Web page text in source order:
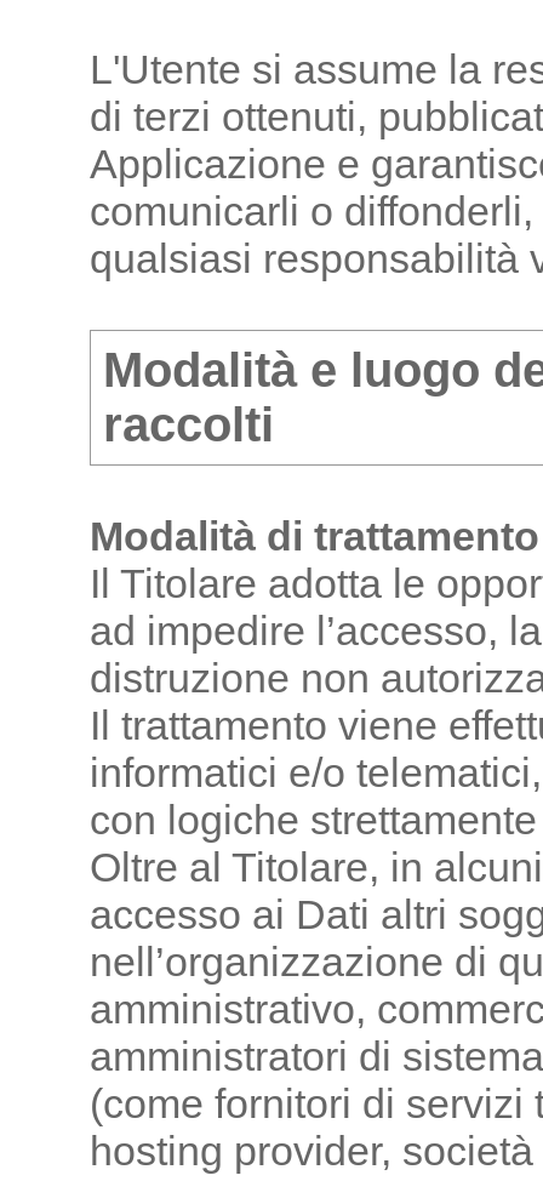
L'Utente si assume la
di terzi ottenuti,
Applicazione e
comunicarli o
qualsiasi responsabilità
Modalità e luogo
raccolti
Modalità di trattamento
Il Titolare adotta le
ad impedire l’accesso,
distruzione non
Il trattamento viene
informatici e/o
con logiche
Oltre al Titolare, in
accesso ai Dati altri
nell’organizzazione di
amministrativo,
amministratori di
(come fornitori di
hosting provider,